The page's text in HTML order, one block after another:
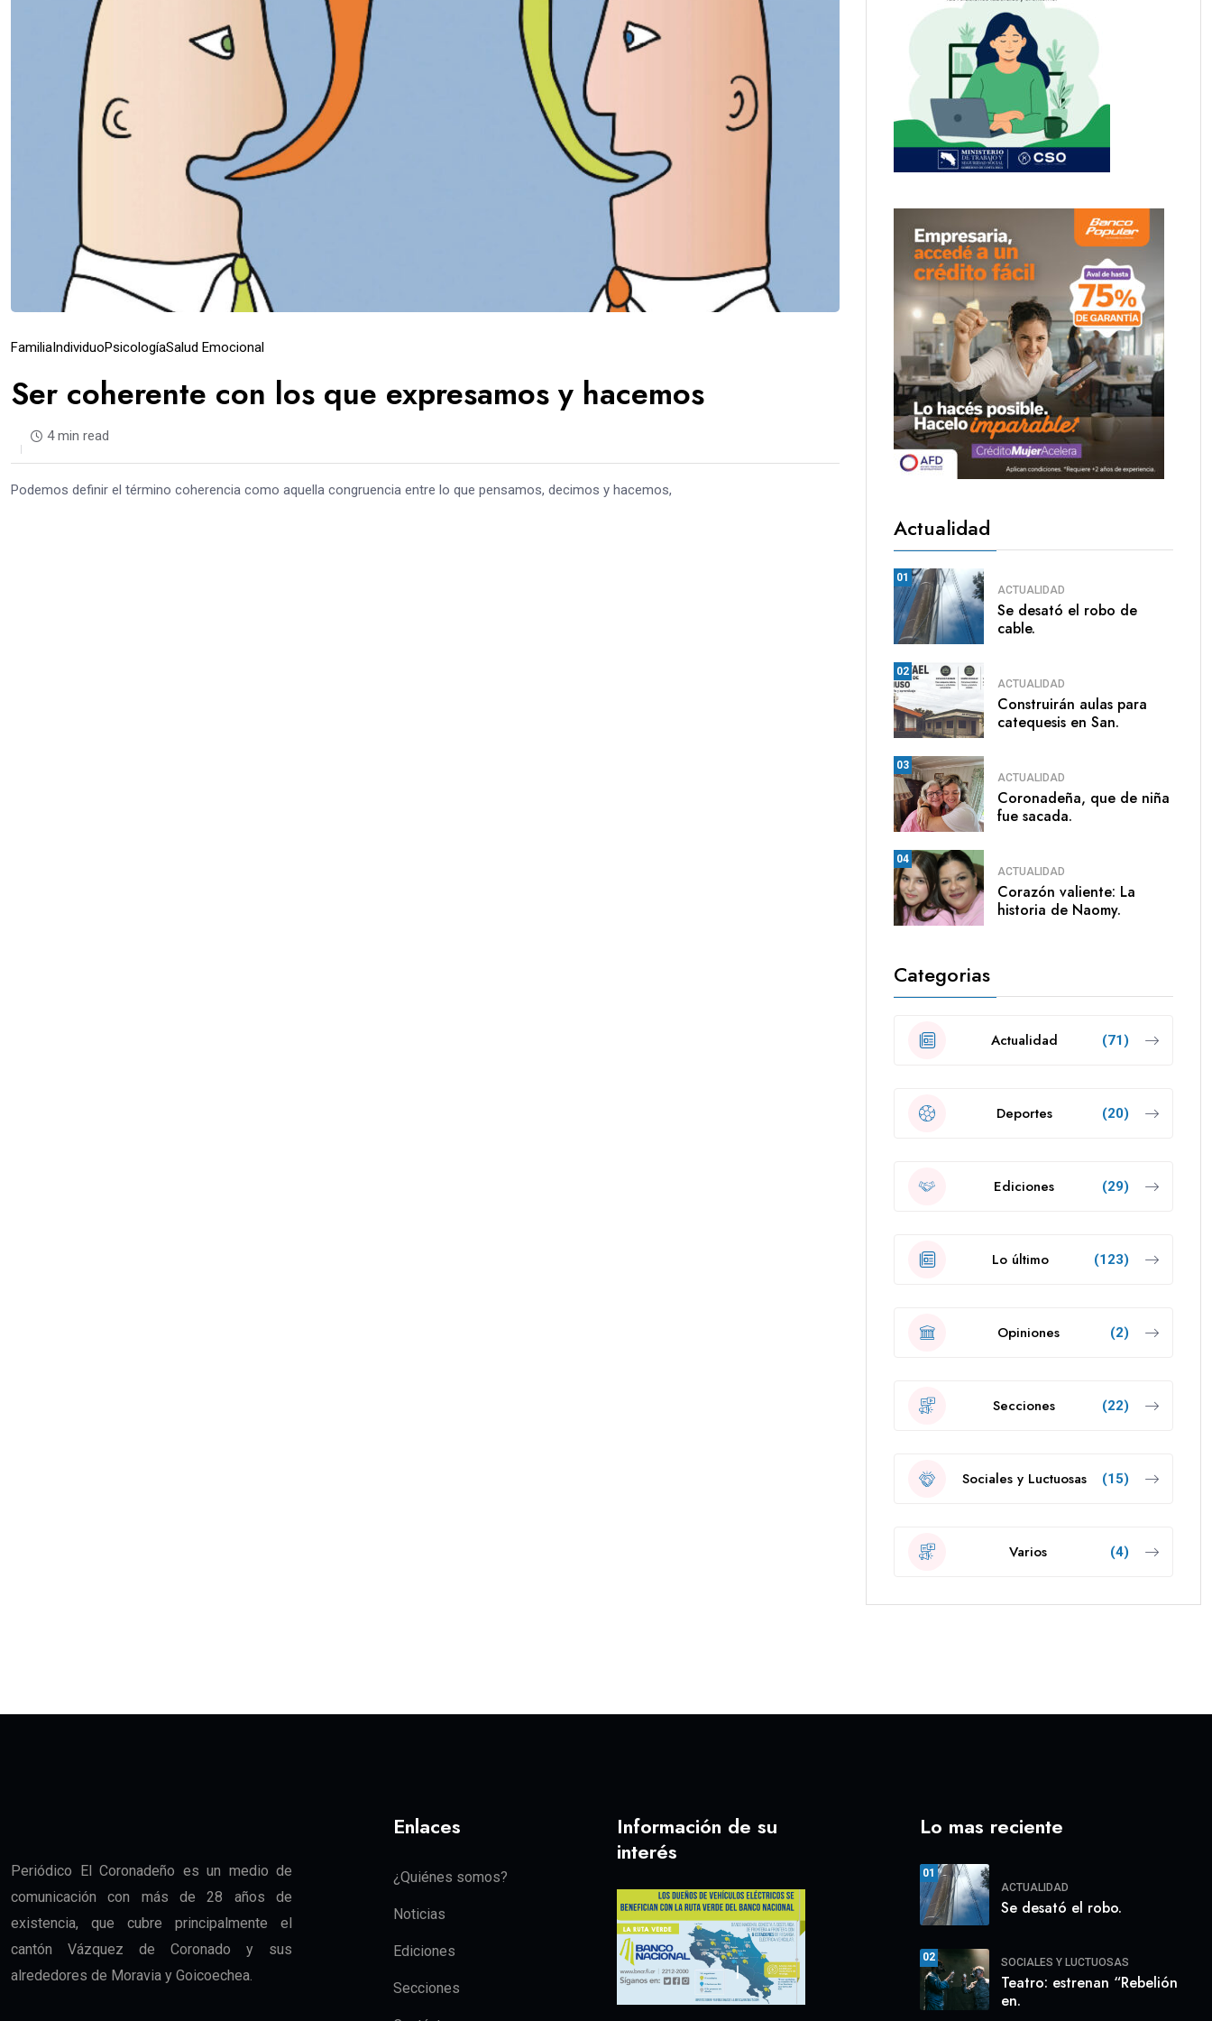
FamiliaIndividuoPsicologíaSalud Emocional
Ser coherente con los que expresamos y hacemos
4 min read
Podemos definir el término coherencia como aquella congruencia entre lo que pensamos, decimos y hacemos,
Actualidad
01
ACTUALIDAD
Se desató el robo de
cable.
02
ACTUALIDAD
Construirán aulas para
catequesis en San.
03
ACTUALIDAD
Coronadeña, que de niña
fue sacada.
04
ACTUALIDAD
Corazón valiente: La
historia de Naomy.
Categorias
Actualidad (71)
Deportes (20)
Ediciones (29)
Lo último (123)
Opiniones (2)
Secciones (22)
Sociales y Luctuosas (15)
Varios (4)
Periódico El Coronadeño es un medio de
comunicación con más de 28 años de
existencia, que cubre principalmente el
cantón Vázquez de Coronado y sus
alrededores de Moravia y Goicoechea.
Enlaces
¿Quiénes somos?
Noticias
Ediciones
Secciones
Información de su
interés
Lo mas reciente
01
ACTUALIDAD
Se desató el robo.
02 SOCIALES Y LUCTUOSAS
Teatro: estrenan “Rebelión
en.